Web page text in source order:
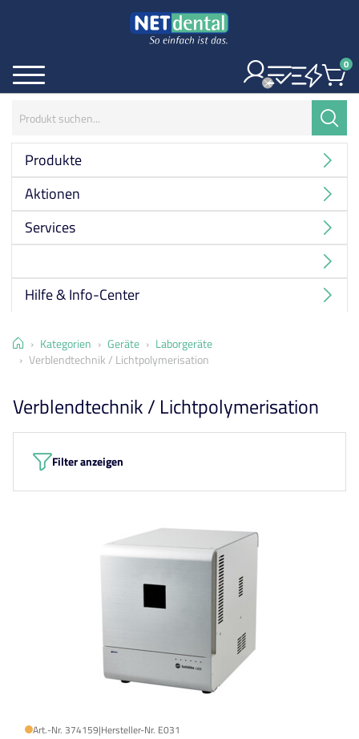
Menü 0
Produkte
Aktionen
Services
Hilfe & Info-Center
Home Kategorien Geräte
Laborgeräte
Verblendtechnik / Lichtpolymerisation
Verblendtechnik / Lichtpolymerisation
Filter anzeigen
Art.-Nr. 374159|Hersteller-Nr. E031